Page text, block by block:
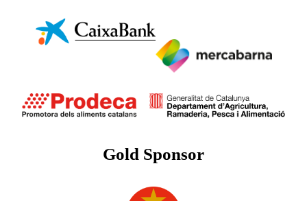
Gold Sponsor